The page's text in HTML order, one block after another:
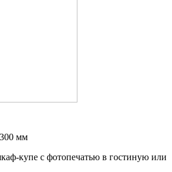
мм
купе с фотопечатью в гостиную или